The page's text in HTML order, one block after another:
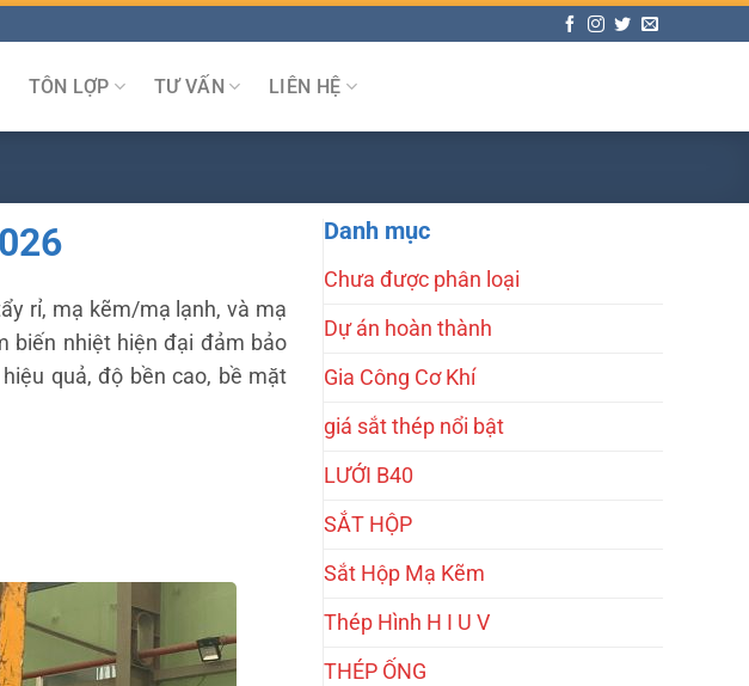
TÔN LỢP TƯ VẤN LIÊN HỆ
rỉ, mạ kẽm/mạ lạnh, và mạ
biến nhiệt hiện đại đảm bảo
quả, độ bền cao, bề mặt
Danh mục
Chưa được phân loại
Dự án hoàn thành
Gia Công Cơ Khí
giá sắt thép nổi bật
LƯỚI B40
SẮT HỘP
Sắt Hộp Mạ Kẽm
Thép Hình H I U V
THÉP ỐNG